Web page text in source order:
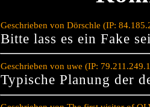
Geschrieben von Dörschle (IP:
Bitte lass es ein Fake
Geschrieben von uwe (IP:
Typische Planung der